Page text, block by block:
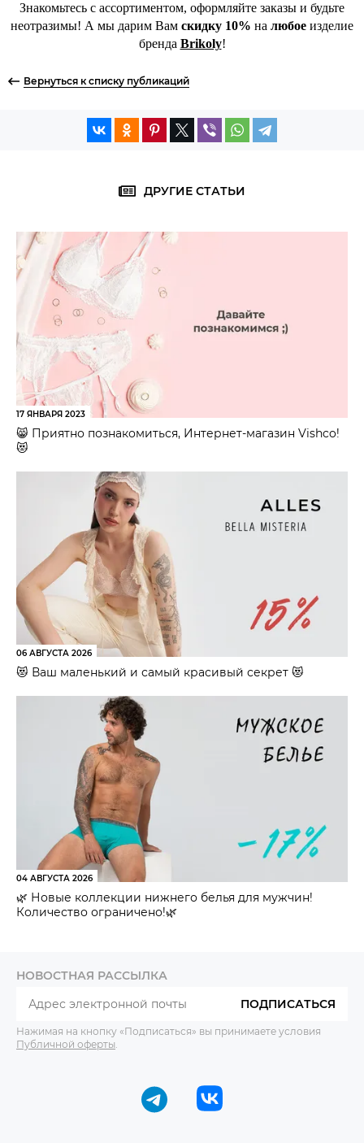
Знакомьтесь с ассортиментом, оформляйте заказы и будьте
неотразимы! А мы дарим Вам скидку 10% на любое изделие
бренда Brikoly!
Вернуться к списку публикаций
ДРУГИЕ СТАТЬИ
17 ЯНВАРЯ 2023
😸 Приятно познакомиться, Интернет-магазин Vishco!
😻
06 АВГУСТА 2026
😻 Ваш маленький и самый красивый секрет 😻
04 АВГУСТА 2026
🌿 Новые коллекции нижнего белья для мужчин!
Количество ограничено!🌿
НОВОСТНАЯ РАССЫЛКА
ПОДПИСАТЬСЯ
Нажимая на кнопку «Подписаться» вы принимаете условия
Публичной оферты